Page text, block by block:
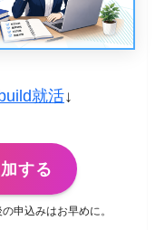
就活↓
する
申込みはお早めに。